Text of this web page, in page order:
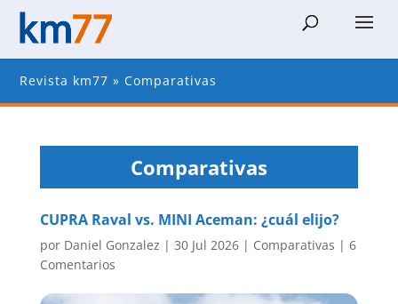
Revista km77 » Comparativas
Comparativas
CUPRA Raval vs. MINI Aceman: ¿cuál elijo?
por Daniel Gonzalez | 30 Jul 2026| Comparativas | 6
Comentarios